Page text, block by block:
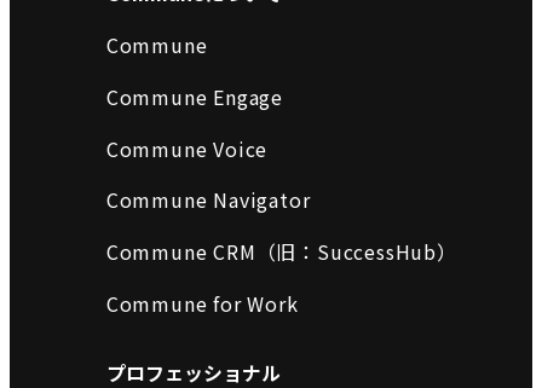
Commune
Commune Engage
Commune Voice
Commune Navigator
Commune CRM（旧：SuccessHub）
Commune for Work
プロフェッショナル